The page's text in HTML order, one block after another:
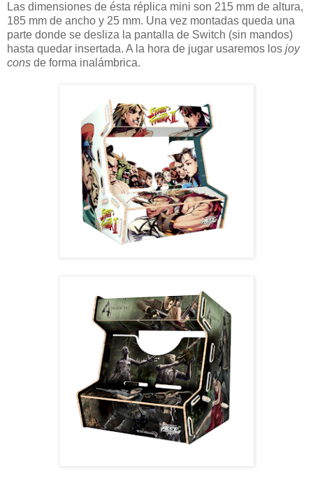
Las dimensiones de ésta réplica mini son 215 mm de altura,
185 mm de ancho y 25 mm. Una vez montadas queda una
parte donde se desliza la pantalla de Switch (sin mandos)
hasta quedar insertada. A la hora de jugar usaremos los joy
cons de forma inalámbrica.